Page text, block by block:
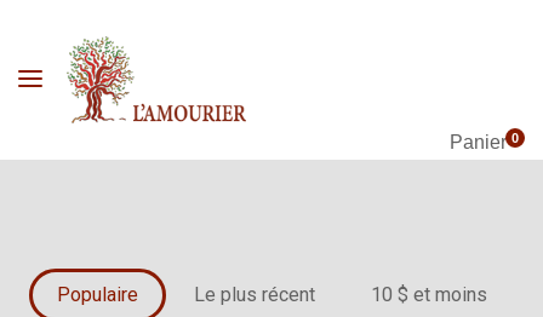
Panier0
Populaire Le plus récent 10 $ et moins